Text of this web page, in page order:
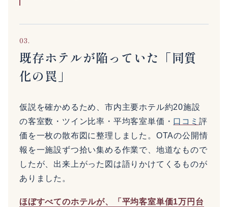
03.
既存ホテルが陥っていた「同質
化の罠」
仮説を確かめるため、市内主要ホテル約20施設
の客室数・ツイン比率・平均客室単価・ 口コミ 評
価を一枚の散布図に整理しました。OTAの公開情
報を一施設ずつ拾い集める作業で、地道なもので
したが、出来上がった図は語りかけてくるものが
ありました。
ほぼすべてのホテルが、「平均客室単価1万円台